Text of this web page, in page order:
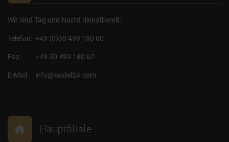
Wir sind Tag und Nacht dienstbereit:
Telefon: +49 (0)30 499 180 60
Fax: +49 30 499 180 62
E-Mail: info@seidel24.com
Hauptfiliale